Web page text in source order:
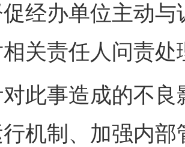
经办单位主动
关责任人问责处
事造成的不良
机制、加强内